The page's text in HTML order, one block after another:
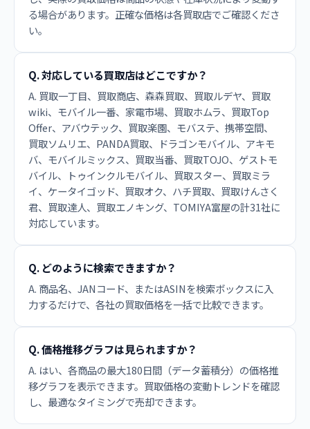
る場合があります。正確な価格は各買取店でご確認くださ
い。
Q. 対応している買取店はどこですか？
A. 買取一丁目、買取商店、森森買取、買取ルデヤ、買取
wiki、モバイル一番、家電市場、買取ホムラ、買取Top
Offer、アバウテック、買取楽園、モバステ、携帯空間、
買取ソムリエ、PANDA買取、ドラゴンモバイル、アキモ
バ、モバイルミックス、買取当番、買取TOJO、ゲストモ
バイル、トゥインクルモバイル、買取スター、買取ミラ
イ、ケータイゴッド、買取オク、ハチ買取、買取けんさく
君、買取達人、買取エノキング、TOMIYA富屋の計31社に
対応しています。
Q. どのように検索できますか？
A. 商品名、JANコード、またはASINを検索ボックスに入
力するだけで、各社の買取価格を一括で比較できます。
Q. 価格推移グラフは見られますか？
A. はい、各商品の最大180日間（データ蓄積分）の価格推
移グラフを表示できます。買取価格の変動トレンドを確認
し、最適なタイミングで売却できます。